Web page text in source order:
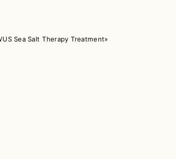
Sea Salt Therapy Treatment»